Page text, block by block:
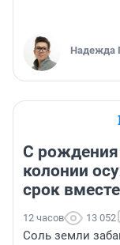
Надежда
С рождения
колонии
срок
12 часов 13 052
Соль земли